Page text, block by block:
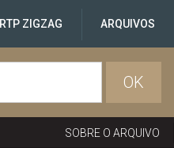
RTP ZIGZAG ARQUIVOS
OK
SOBRE O ARQUIVO